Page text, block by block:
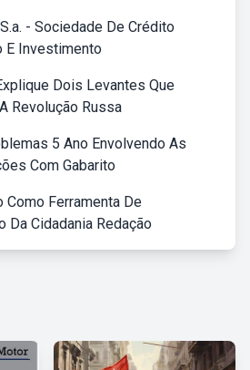
- Sociedade De Crédito
E Investimento
Dois Levantes Que
Revolução Russa
5 Ano Envolvendo As
Com Gabarito
Como Ferramenta De
Da Cidadania Redação